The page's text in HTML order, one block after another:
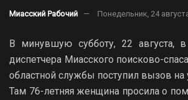
Миасский Рабочий Понедельник, 24
В минувшую субботу, 22 августа,
диспетчера Миасского поисково-
областной службы поступил вызов на
Там 76-летняя женщина просила о